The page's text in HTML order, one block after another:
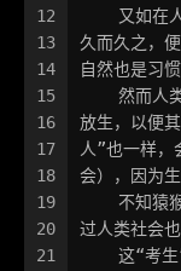
12
13
14
15
16
17
18
19
20
21
又如在
久而久之，
自然也是习惯
然而人
放生，以便
人”也一样，
会），因为
不知猿
过人类社会
这“考生